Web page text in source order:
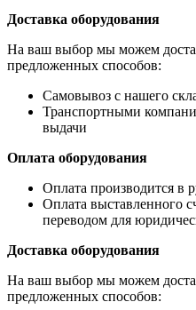
Доставка оборудования
На ваш выбор мы можем
предложенных способов:
Самовывоз с нашего
Транспортными
выдачи
Оплата оборудования
Оплата производится в
Оплата выставленного
переводом для
Доставка оборудования
На ваш выбор мы можем
предложенных способов: